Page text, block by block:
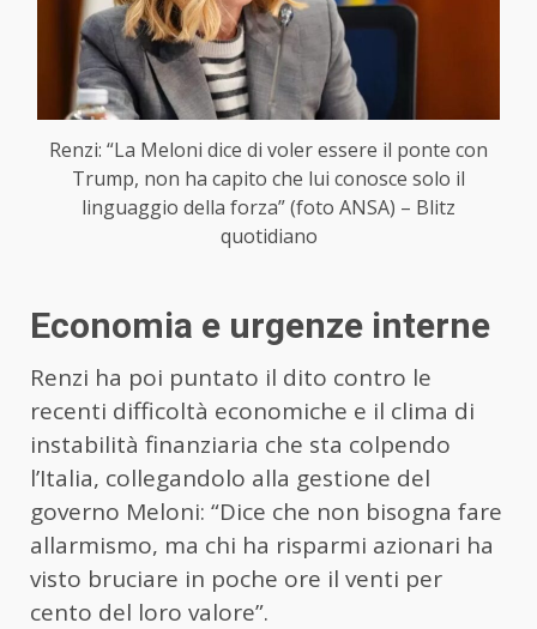
Renzi: “La Meloni dice di voler essere il ponte con
Trump, non ha capito che lui conosce solo il
linguaggio della forza” (foto ANSA) – Blitz
quotidiano
Economia e urgenze interne
Renzi ha poi puntato il dito contro le
recenti difficoltà economiche e il clima di
instabilità finanziaria che sta colpendo
l’Italia, collegandolo alla gestione del
governo Meloni: “Dice che non bisogna fare
allarmismo, ma chi ha risparmi azionari ha
visto bruciare in poche ore il venti per
cento del loro valore”.